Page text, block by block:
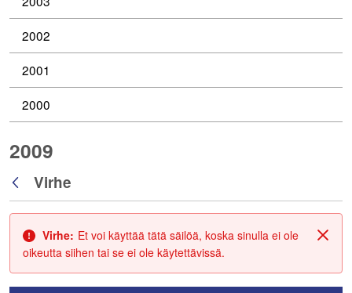
2002
2001
2000
2009
Takaisin
Virhe
Sulje
Virhe: Et voi käyttää tätä säilöä, koska sinulla ei ole
oikeutta siihen tai se ei ole käytettävissä.